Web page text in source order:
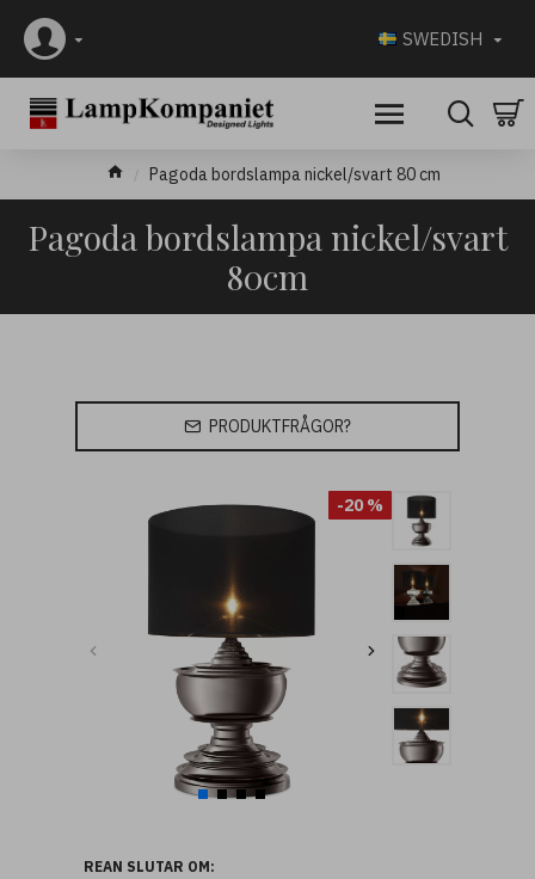
SWEDISH
Pagoda bordslampa nickel/svart 80 cm
Pagoda bordslampa nickel/svart
80cm
PRODUKTFRÅGOR?
-20 %
REAN SLUTAR OM: